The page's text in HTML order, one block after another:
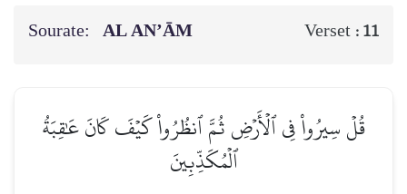
Sourate: AL AN’ĀM Verset : 11
قُلۡ سِيرُواْ فِي ٱلۡأَرۡضِ ثُمَّ ٱنظُرُواْ كَيۡفَ كَانَ عَٰقِبَةُ
ٱلۡمُكَذِّبِينَ